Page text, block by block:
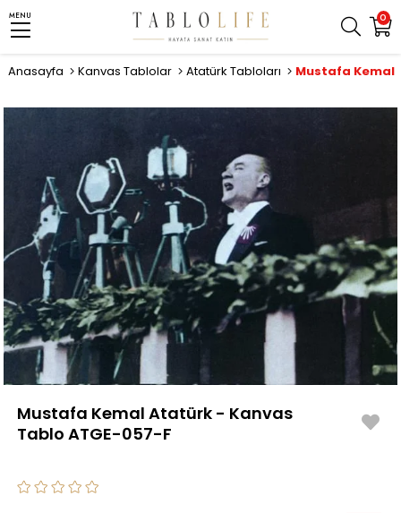
0
MENU
Anasayfa Kanvas Tablolar Atatürk Tabloları
Mustafa Kemal Atatürk - Kanvas
Tablo ATGE-057-F